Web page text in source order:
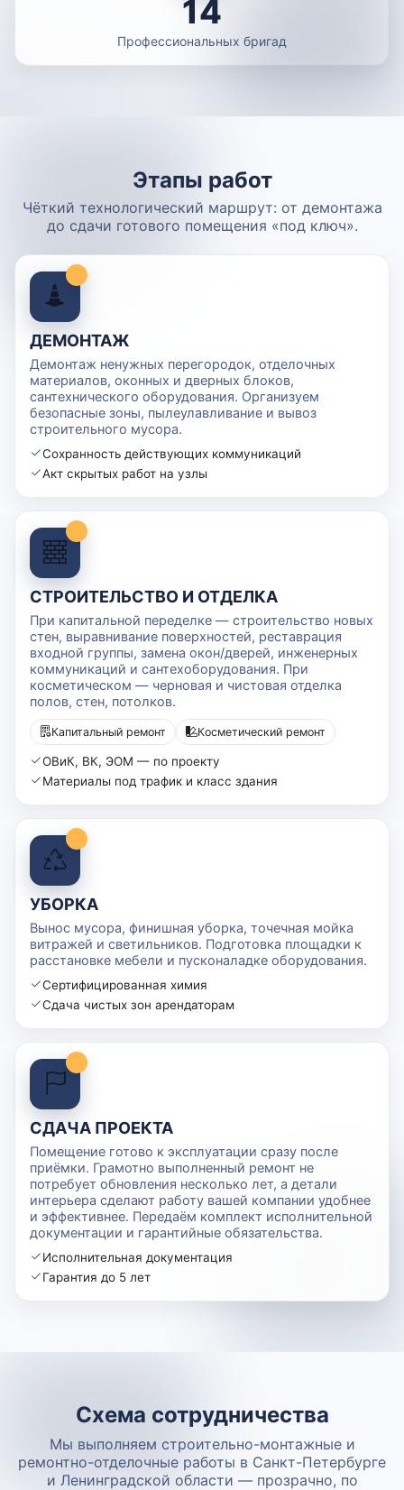
14
Профессиональных бригад
Этапы работ
Чёткий технологический маршрут: от демонтажа
до сдачи готового помещения «под ключ».
ДЕМОНТАЖ
Демонтаж ненужных перегородок, отделочных
материалов, оконных и дверных блоков,
сантехнического оборудования. Организуем
безопасные зоны, пылеулавливание и вывоз
строительного мусора.
Сохранность действующих коммуникаций
Акт скрытых работ на узлы
СТРОИТЕЛЬСТВО И ОТДЕЛКА
При капитальной переделке — строительство новых
стен, выравнивание поверхностей, реставрация
входной группы, замена окон/дверей, инженерных
коммуникаций и сантехоборудования. При
косметическом — черновая и чистовая отделка
полов, стен, потолков.
Капитальный ремонт Косметический ремонт
ОВиК, ВК, ЭОМ — по проекту
Материалы под трафик и класс здания
УБОРКА
Вынос мусора, финишная уборка, точечная мойка
витражей и светильников. Подготовка площадки к
расстановке мебели и пусконаладке оборудования.
Сертифицированная химия
Сдача чистых зон арендаторам
СДАЧА ПРОЕКТА
Помещение готово к эксплуатации сразу после
приёмки. Грамотно выполненный ремонт не
потребует обновления несколько лет, а детали
интерьера сделают работу вашей компании удобнее
и эффективнее. Передаём комплект исполнительной
документации и гарантийные обязательства.
Исполнительная документация
Гарантия до 5 лет
Схема сотрудничества
Мы выполняем строительно-монтажные и
ремонтно-отделочные работы в Санкт-Петербурге
и Ленинградской области — прозрачно, по